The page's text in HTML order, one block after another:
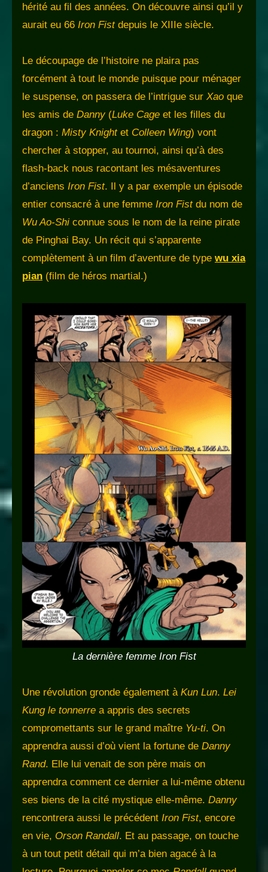
hérité au fil des années. On découvre ainsi qu’il y
aurait eu 66 Iron Fistdepuis le XIIIe siècle.
Le découpage de l’histoire ne plaira pas
forcément à tout le monde puisque pour ménager
le suspense, on passera de l’intrigue sur Xao que
les amis de Danny (Luke Cage et les filles du
dragon : Misty Knightet Colleen Wing) vont
chercher à stopper, au tournoi, ainsi qu’à des
flash-back nous racontant les mésaventures
d’anciens Iron Fist. Il y a par exemple un épisode
entier consacré à une femme Iron Fistdu nom de
Wu Ao-Shi connue sous le nom de la reine pirate
de Pinghai Bay. Un récit qui s’apparente
complètement à un film d’aventure de type wu xia
pian (film de héros martial.)
La dernière femme Iron Fist
Une révolution gronde également à Kun Lun. Lei
Kung le tonnerre a appris des secrets
compromettants sur le grand maître Yu-ti. On
apprendra aussi d’où vient la fortune de Danny
Rand. Elle lui venait de son père mais on
apprendra comment ce dernier a lui-même obtenu
ses biens de la cité mystique elle-même. Danny
rencontrera aussi le précédent Iron Fist, encore
en vie, Orson Randall. Et au passage, on touche
à un tout petit détail qui m’a bien agacé à la